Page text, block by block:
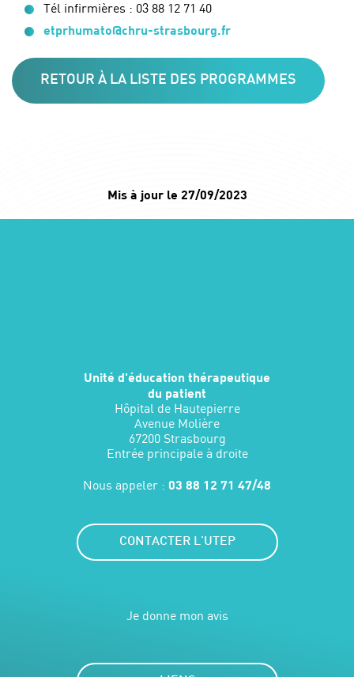
Tél infirmières : 03 88 12 71 40
etprhumato@chru-strasbourg.fr
RETOUR À LA LISTE DES PROGRAMMES
Mis à jour le 27/09/2023
Unité d'éducation thérapeutique
du patient
Hôpital de Hautepierre
Avenue Molière
67200 Strasbourg
Entrée principale à droite
Nous appeler : 03 88 12 71 47/48
CONTACTER L'UTEP
Je donne mon avis